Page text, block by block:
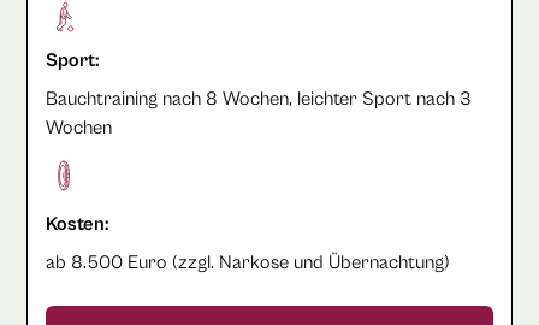
Sport:
Bauchtraining nach 8 Wochen, leichter Sport nach 3
Wochen
Kosten:
ab 8.500 Euro (zzgl. Narkose und Übernachtung)